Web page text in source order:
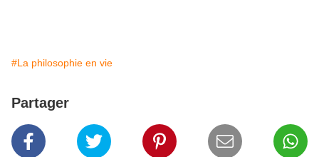
#La philosophie en vie
Partager